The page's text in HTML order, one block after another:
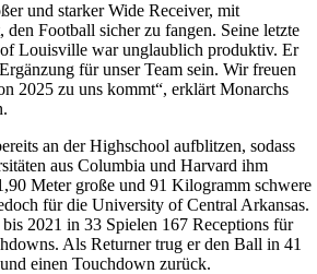
und starker Wide Receiver, mit
den Football sicher zu fangen. Seine letzte
Louisville war unglaublich produktiv. Er
für unser Team sein. Wir freuen
2025 zu uns kommt“, erklärt Monarchs
an der Highschool aufblitzen, sodass
aus Columbia und Harvard ihm
Meter große und 91 Kilogramm schwere
für die University of Central Arkansas.
2021 in 33 Spielen 167 Receptions für
Als Returner trug er den Ball in 41
einen Touchdown zurück.